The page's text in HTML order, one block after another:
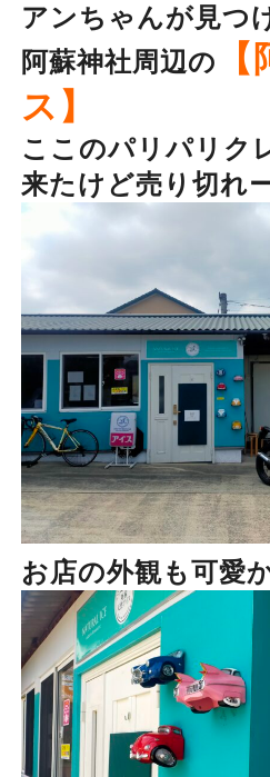
アンちゃんが見つ
阿蘇神社周辺の
ス】
ここのパリパリク
来たけど売り切れ
お店の外観も可愛